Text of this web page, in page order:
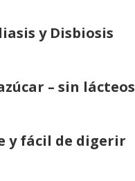
y Disbiosis
– sin lácteos
y fácil de digerir